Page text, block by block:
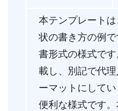
本テンプレート
状の書き方の例
書形式の様式で
載し、別記で代
ーマットにして
便利な様式です